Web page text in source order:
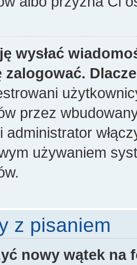
wysłać
zalogować.
przez
administrator
używaniem
z pisaniem
nowy wątek na